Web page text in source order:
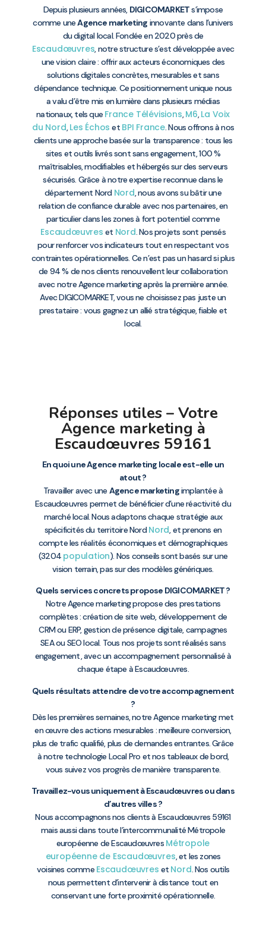
Depuis plusieurs années, DIGICOMARKETs’impose
comme uneAgence marketing innovante dans l’univers
du digital local. Fondée en 2020 près de
Escaudœuvres, notre structure s’est développée avec
une vision claire : offrir aux acteurs économiques des
solutions digitales concrètes, mesurables et sans
dépendance technique. Ce positionnement unique nous
a valu d’être mis en lumière dans plusieurs médias
nationaux, tels que France Télévisions,M6,La Voix
du Nord,Les Échos et BPI France. Nous offrons à nos
clients une approche basée sur la transparence : tous les
sites et outils livrés sont sans engagement, 100 %
maîtrisables, modifiables et hébergés sur des serveurs
sécurisés. Grâce à notre expertise reconnue dans le
département Nord Nord, nous avons su bâtir une
relation de confiance durable avec nos partenaires, en
particulier dans les zones à fort potentiel comme
Escaudœuvres et Nord. Nos projets sont pensés
pour renforcer vos indicateurs tout en respectant vos
contraintes opérationnelles. Ce n’est pas un hasard si plus
de 94 % de nos clients renouvellent leur collaboration
avec notre Agence marketing après la première année.
Avec DIGICOMARKET, vous ne choisissez pas juste un
prestataire : vous gagnez un allié stratégique, fiable et
local.
Réponses utiles – Votre
Agence marketing à
Escaudœuvres 59161
En quoi une Agence marketing locale est-elle un
atout ?
Travailler avec une Agence marketingimplantée à
Escaudœuvres permet de bénéficier d’une réactivité du
marché local. Nous adaptons chaque stratégie aux
spécificités du territoire NordNord, et prenons en
compte les réalités économiques et démographiques
(3204 population). Nos conseils sont basés sur une
vision terrain, pas sur des modèles génériques.
Quels services concrets propose DIGICOMARKET ?
Notre Agence marketing propose des prestations
complètes : création de site web, développement de
CRM ou ERP, gestion de présence digitale, campagnes
SEA ou SEO local. Tous nos projets sont réalisés sans
engagement, avec un accompagnement personnalisé à
chaque étape à Escaudœuvres.
Quels résultats attendre de votre accompagnement
?
Dès les premières semaines, notre Agence marketing met
en œuvre des actions mesurables : meilleure conversion,
plus de trafic qualifié, plus de demandes entrantes. Grâce
à notre technologie Local Pro et nos tableaux de bord,
vous suivez vos progrès de manière transparente.
Travaillez-vous uniquement à Escaudœuvres ou dans
d’autres villes ?
Nous accompagnons nos clients à Escaudœuvres 59161
mais aussi dans toute l’intercommunalité Métropole
européenne de Escaudœuvres Métropole
européenne de Escaudœuvres, et les zones
voisines comme Escaudœuvres et Nord. Nos outils
nous permettent d’intervenir à distance tout en
conservant une forte proximité opérationnelle.